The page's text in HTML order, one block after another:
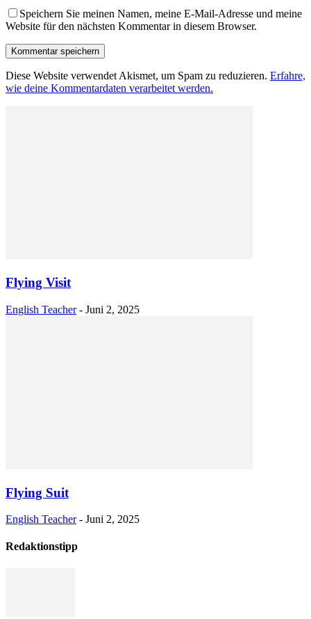
Speichern Sie meinen Namen, meine E-Mail-Adresse und meine
Website für den nächsten Kommentar in diesem Browser.
Diese Website verwendet Akismet, um Spam zu reduzieren. Erfahre,
wie deine Kommentardaten verarbeitet werden.
Flying Visit
English Teacher - Juni 2, 2025
Flying Suit
English Teacher - Juni 2, 2025
Redaktionstipp